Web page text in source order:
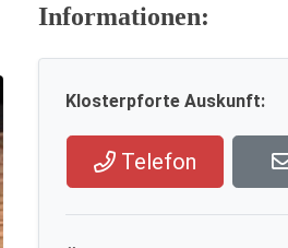
Informationen:
Klosterpforte Auskunft:
Telefon